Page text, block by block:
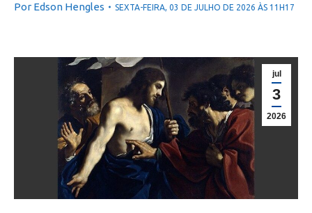
Por Edson Hengles SEXTA-FEIRA, 03 DE JULHO DE 2026 ÀS 11H17
jul
3
2026